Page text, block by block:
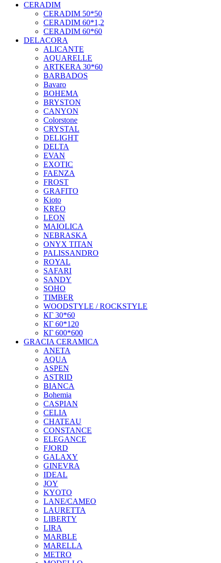
CERADIM
CERADIM 50*50
CERADIM 60*1,2
CERADIM 60*60
DELACORA
ALICANTE
AQUARELLE
ARTKERA 30*60
BARBADOS
Bavaro
BOHEMA
BRYSTON
CANYON
Colorstone
CRYSTAL
DELIGHT
DELTA
EVAN
EXOTIC
FAENZA
FROST
GRAFITO
Kioto
KREO
LEON
MAIOLICA
NEBRASKA
ONYX TITAN
PALISSANDRO
ROYAL
SAFARI
SANDY
SOHO
TIMBER
WOODSTYLE / ROCKSTYLE
КГ 30*60
КГ 60*120
КГ 600*600
GRACIA CERAMICA
ANETA
AQUA
ASPEN
ASTRID
BIANCA
Bohemia
CASPIAN
CELIA
CHATEAU
CONSTANCE
ELEGANCE
FJORD
GALAXY
GINEVRA
IDEAL
JOY
KYOTO
LANE/CAMEO
LAURETTA
LIBERTY
LIRA
MARBLE
MARELLA
METRO